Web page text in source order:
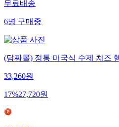
무료배송
6명구매중
(담짜몰) 정통 미국식 수제 치즈
33,260원
17%27,720원